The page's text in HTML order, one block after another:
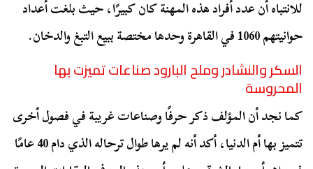
للانتباه أن عدد أفراد هذه المهنة كان كبيرًا، حيث بلغت أعداد
حوانيتهم 1060 في القاهرة وحدها مختصة ببيع التبغ والدخان.
السكر والنشادر وملح البارود صناعات تميزت بها
المحروسة
كما نجد أن المؤلف ذكر حرفًا وصناعات غريبة في فصول أخرى
تتميز بها أم الدنيا، أكد أنه لم يرها طوال ترحاله الذي دام 40 عامًا